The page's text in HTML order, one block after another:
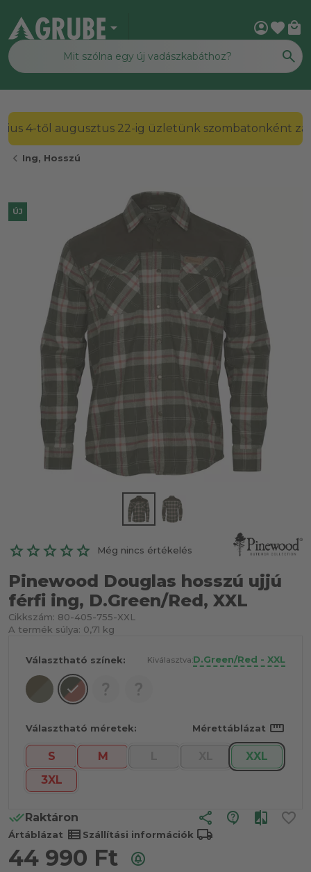
arrow_drop_down account_circlefavorite local_mall
2026. július 4-től augusztus 22-ig üzletünk
chevron_left Ing, Hosszú
ÚJ
Még nincs értékelés
Pinewood Douglas hosszú ujjú
férfi ing, D.Green/Red, XXL
Cikkszám: 80-405-755-XXL
A termék súlya: 0,71 kg
Választható színek: Kiválasztva:D.Green/Red - XXL
Választható méretek: Mérettáblázat straighten
S M
XXL
3XL
Raktáron share
Ártáblázat view_list Szállítási információk local_shipping
44 990 Ft